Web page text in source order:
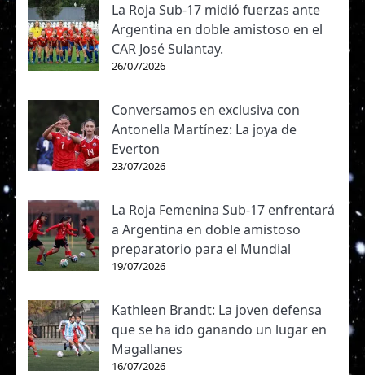
Liga
Femenina,
Fase Regular,
2025
26
12/09/2025
U. de Chile
Fase Regular,
2025
10:30
Liga
Femenina,
2025
24
Liga
Femenina,
Fase Regular,
2025
23
27/08/2025
11:00
U. de
Concepción
Femenina,
Fase Regular,
2025
22
23/08/2025
10:30
D. Iquique
Liga
La Roja Sub-17 midió fuerzas ante
Argentina en doble amistoso en el
CAR José Sulantay.
26/07/2026
Conversamos en exclusiva con
Antonella Martínez: La joya de
Everton
23/07/2026
La Roja Femenina Sub-17 enfrentará
a Argentina en doble amistoso
preparatorio para el Mundial
19/07/2026
Kathleen Brandt: La joven defensa
que se ha ido ganando un lugar en
Magallanes
16/07/2026